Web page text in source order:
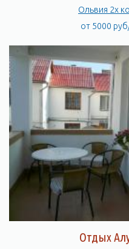
Ольвия 2х
от 5000
Отдых